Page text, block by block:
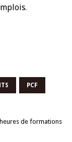
PCF
de formations